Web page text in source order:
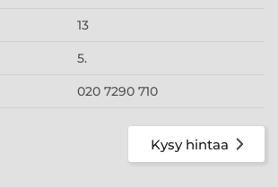
13
5.
020 7290 710
Kysy hintaa